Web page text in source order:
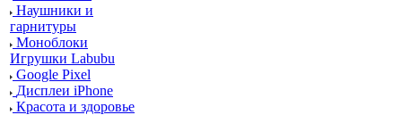
Наушники и
гарнитуры
Моноблоки
Игрушки Labubu
Google Pixel
Дисплеи iPhone
Красота и здоровье